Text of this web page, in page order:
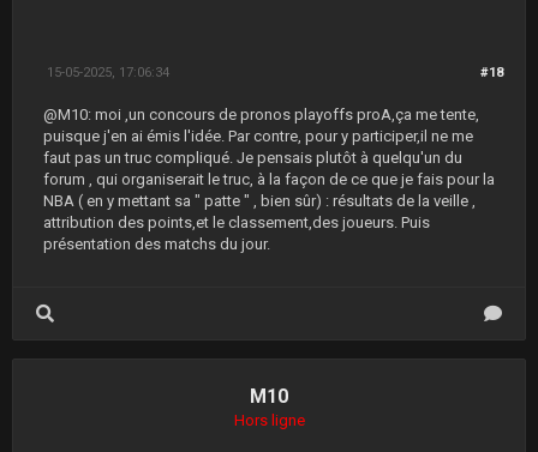
#18
15-05-2025, 17:06:34
@M10: moi ,un concours de pronos playoffs proA,ça me tente,
puisque j'en ai émis l'idée. Par contre, pour y participer,il ne me
faut pas un truc compliqué. Je pensais plutôt à quelqu'un du
forum , qui organiserait le truc, à la façon de ce que je fais pour la
NBA ( en y mettant sa " patte " , bien sûr) : résultats de la veille ,
attribution des points,et le classement,des joueurs. Puis
présentation des matchs du jour.
M10
Hors ligne